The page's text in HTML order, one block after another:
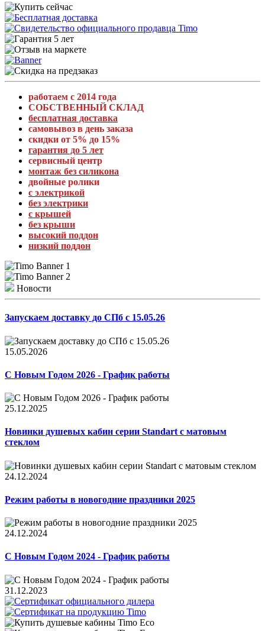
работаем с 2014 года
СОБСТВЕННЫЙ СКЛАД
бесплатная доставка
самовывоз в день заказа
скидки от 5% до 15%
гарантия до 5 лет
сервисный центр
монтаж без силикона
двойные ролики
с электрикой
без электрики
с крышей
без крыши
высокий поддон
низкий поддон
Новости
Запускаем доставку до СПб с 15.05.26
15.05.2026
С Новым Годом 2026 - График работы
25.12.2025
Новинки душевых кабин серии Standart с матовым
стеклом
24.12.2024
Режим работы в новогодние праздники 2025
24.12.2024
С Новым Годом 2024 - График работы
31.12.2023